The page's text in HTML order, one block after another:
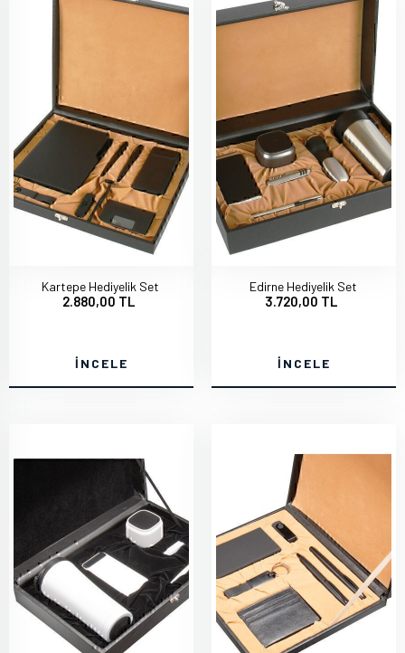
Kartepe Hediyelik Set
2.880,00 TL
İNCELE
Edirne Hediyelik Set
3.720,00 TL
İNCELE